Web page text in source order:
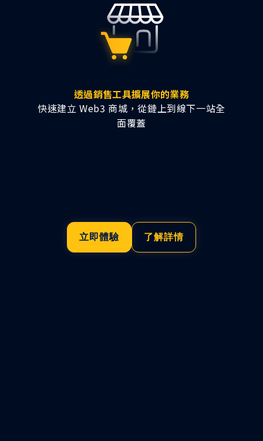
透過銷售工具擴展你的業務
快速建立 Web3 商城，從鏈上到線下一站全
面覆蓋
立即體驗 了解詳情